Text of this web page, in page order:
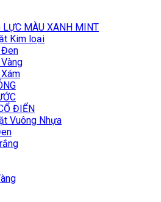
LỰC MÀU XANH MINT
Kim loại
Đen
ĐIỂN
Vuông Nhựa